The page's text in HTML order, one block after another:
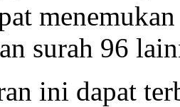
surah 96
ini dapat